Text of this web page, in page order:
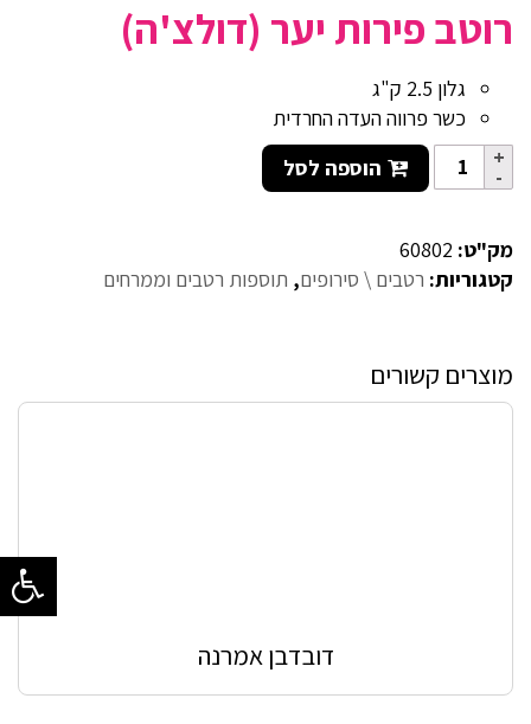
רוטב פירות יער (דולצ'ה)
גלון 2.5 ק"ג
כשר פרווה העדה החרדית
הוספה לסל
מק"ט: 60802
קטגוריות: רטבים \ סירופים, תוספות רטבים וממרחים
מוצרים קשורים
דובדבן אמרנה